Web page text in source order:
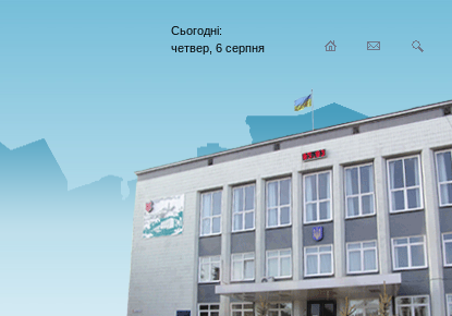
Сьогодні:
четвер, 6 серпня